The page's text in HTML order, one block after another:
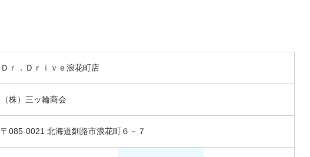
Ｄｒ．Ｄｒｉｖｅ浪花町店
（株）三ッ輪商会
〒085-0021 北海道釧路市浪花町６－７